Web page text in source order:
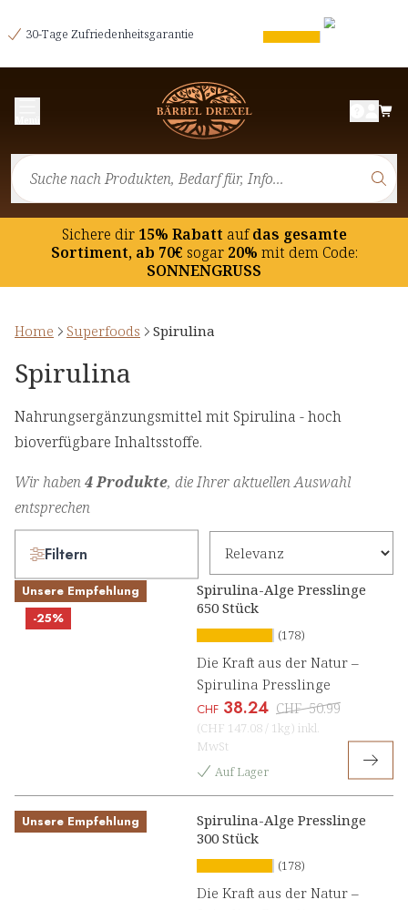
30-Tage Zufriedenheitsgarantie
Sichere dir15% Rabatt aufdas gesamte
Sortiment, ab 70€ sogar20% mit dem Code:
SONNENGRUSS
Home Superfoods Spirulina
Spirulina
Nahrungsergänzungsmittel mit Spirulina - hoch
bioverfügbare Inhaltsstoffe.
Wir haben4 Produkte, die Ihrer aktuellen Auswahl
entsprechen
Filtern
Unsere Empfehlung
-25%
Spirulina-Alge Presslinge
650 Stück
(178)
Die Kraft aus der Natur –
Spirulina Presslinge
CHF 38.24 CHF 50.99
(CHF 147.08 / 1kg) inkl.
MwSt
Auf Lager
Unsere Empfehlung
Spirulina-Alge Presslinge
300 Stück
(178)
Die Kraft aus der Natur –